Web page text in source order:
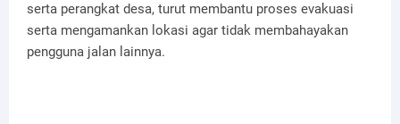
serta perangkat desa, turut membantu proses evakuasi
serta mengamankan lokasi agar tidak membahayakan
pengguna jalan lainnya.